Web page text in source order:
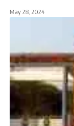
May 28, 2024